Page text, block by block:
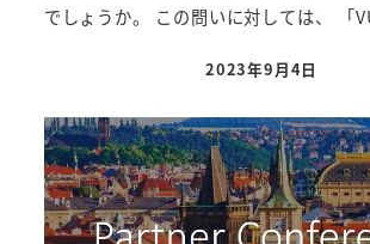
でしょうか。 この問いに対しては、 「
投稿日
2023年9月4日